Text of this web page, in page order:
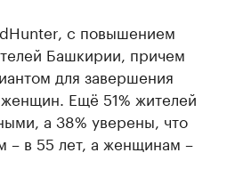
с повышением
Башкирии, причем
для завершения
Ещё 51% жителей
а 38% уверены, что
– в 55 лет, а женщинам –